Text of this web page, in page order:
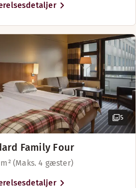
5
Family Four
m² (Maks. 4 gæster)